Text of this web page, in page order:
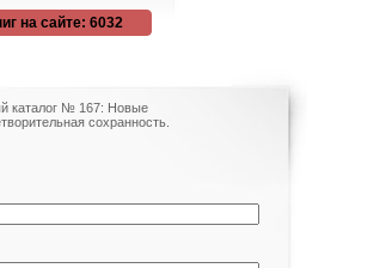
на сайте: 6032
каталог № 167: Новые
сохранность.